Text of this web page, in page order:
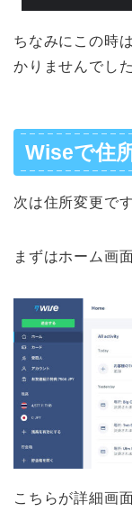
ちなみにこの時
かりませんでした
Wiseで住
次は住所変更です
まずはホーム画
こちらが詳細画